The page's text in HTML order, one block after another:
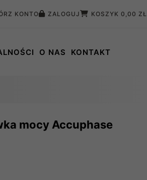
KONTO ZALOGUJ KOSZYK 0,00 ZŁ
O NAS KONTAKT
mocy Accuphase